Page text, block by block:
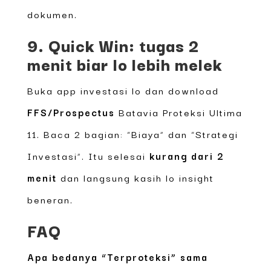
dokumen.
9. Quick Win: tugas 2
menit biar lo lebih melek
Buka app investasi lo dan download
FFS/Prospectus Batavia Proteksi Ultima
11. Baca 2 bagian: “Biaya” dan “Strategi
Investasi”. Itu selesai kurang dari 2
menit dan langsung kasih lo insight
beneran.
FAQ
Apa bedanya “Terproteksi” sama